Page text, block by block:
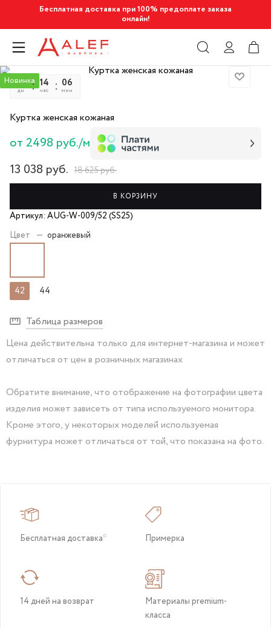
Бесплатная доставка при 100% предоплате заказа
онлайн!
Новинка
08
дн
14
час
06
мин
Куртка женская кожаная
от 2498 руб./м
13 038 руб. 18 625руб.
В КОРЗИНУ
Артикул: AUG-W-009/52 (SS25)
Цвет — оранжевый
42 44
Таблица размеров
Цена действительна только для интернет-магазина и может
отличаться от цен в розничных магазинах
Обратите внимание, что отображение на фотографии цвета
изделия может зависеть от типа используемого монитора.
Кроме этого, у некоторых моделей используемая
фурнитура может отличаться от той, что показана на фото.
Бесплатная доставка* Примерка
14 дней на возврат
Материалы premium-
класса